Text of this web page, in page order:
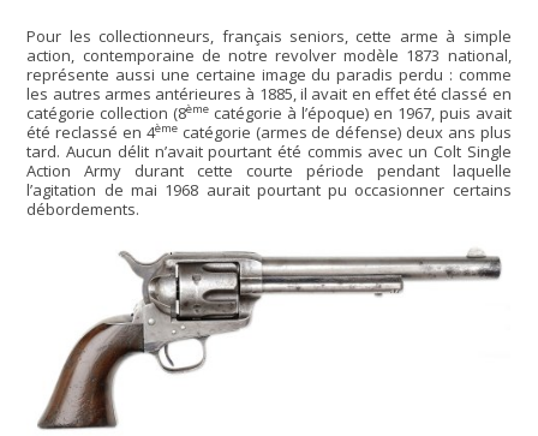
Pour les collectionneurs, français seniors, cette arme à simple
action, contemporaine de notre revolver modèle 1873 national,
représente aussi une certaine image du paradis perdu : comme
les autres armes antérieures à 1885, il avait en effet été classé en
catégorie collection (8ème catégorie à l’époque) en 1967, puis avait
été reclassé en 4èmecatégorie (armes de défense) deux ans plus
tard. Aucun délit n’avait pourtant été commis avec un Colt Single
Action Army durant cette courte période pendant laquelle
l’agitation de mai 1968 aurait pourtant pu occasionner certains
débordements.